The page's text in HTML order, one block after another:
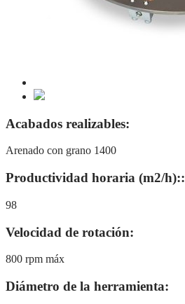
Acabados realizables:
Arenado con grano 1400
Productividad horaria (m2/h)::
98
Velocidad de rotación:
800 rpm máx
Diámetro de la herramienta: